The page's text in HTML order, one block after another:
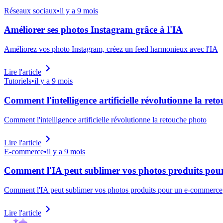
Réseaux sociaux•il y a 9 mois
Améliorer ses photos Instagram grâce à l'IA
Améliorez vos photo Instagram, créez un feed harmonieux avec l'IA
Lire l'article
Tutoriels•il y a 9 mois
Comment l'intelligence artificielle révolutionne la
Comment l'intelligence artificielle révolutionne la retouche photo
Lire l'article
E-commerce•il y a 9 mois
Comment l'IA peut sublimer vos photos produits
Comment l'IA peut sublimer vos photos produits pour un e-commerce
Lire l'article